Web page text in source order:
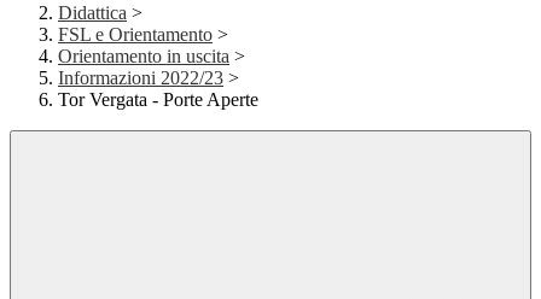
Didattica >
FSL e Orientamento >
Orientamento in uscita >
Informazioni 2022/23 >
Tor Vergata - Porte Aperte